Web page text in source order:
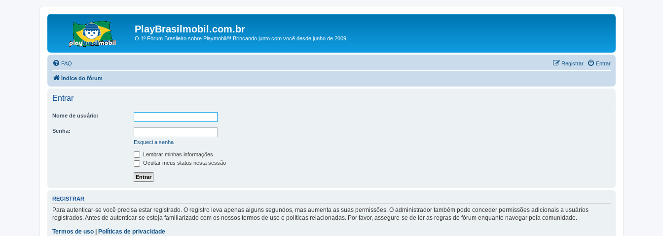
PlayBrasilmobil.com.br
O 1º Fórum Brasileiro sobre Playmobil®! Brincando junto com você desde junho de 2009!
FAQ Entrar
Registrar
Índice do fórum
Entrar
Nome de usuário:
Senha:
Esqueci a senha
Lembrar minhas informações
Ocultar meus status nesta sessão
REGISTRAR
Para autenticar-se você precisa estar registrado. O registro leva apenas alguns segundos, mas aumenta as suas permissões. O administrador também pode conceder permissões adicionais a usuários
registrados. Antes de autenticar-se esteja familiarizado com os nossos termos de uso e políticas relacionadas. Por favor, assegure-se de ler as regras do fórum enquanto navegar pela comunidade.
Termos de uso
Políticas de privacidade